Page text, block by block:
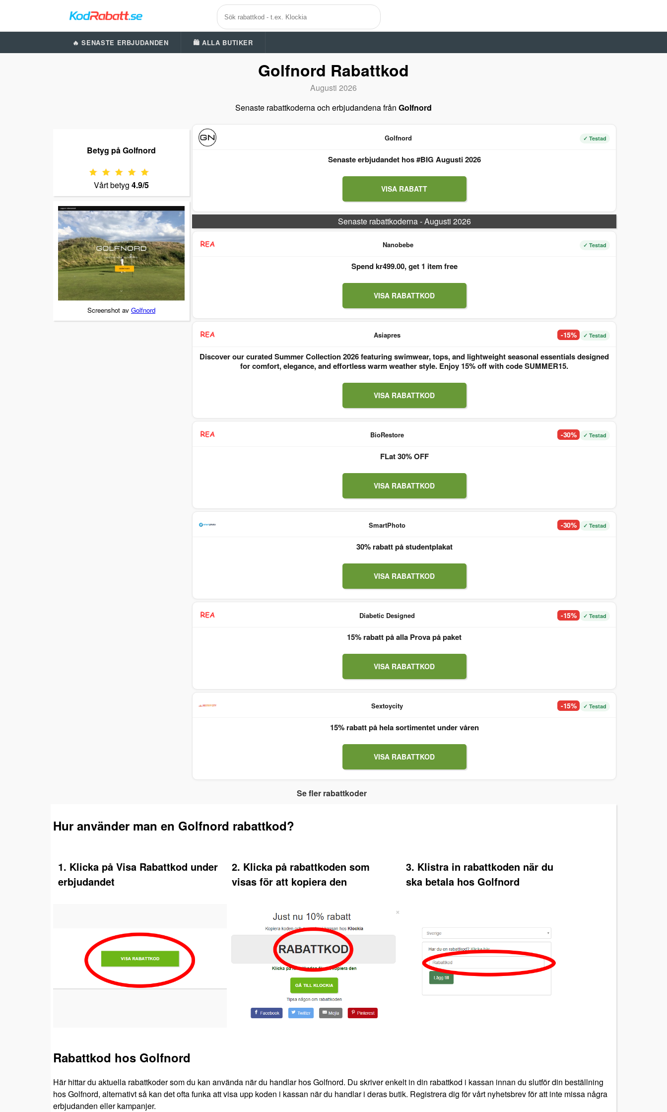
🔥 SENASTE ERBJUDANDEN 🛍️ ALLA BUTIKER
Golfnord Rabattkod
Augusti 2026
Senaste rabattkoderna och erbjudandena från Golfnord
Betyg på Golfnord
Vårt betyg 4.9/5
Screenshot av Golfnord
Golfnord ✓ Testad
Senaste erbjudandet hos #BIG Augusti 2026
VISA RABATT
Senaste rabattkoderna - Augusti 2026
Nanobebe ✓ Testad
Spend kr499.00, get 1 item free
VISA RABATTKOD
Asiapres -15% ✓ Testad
Discover our curated Summer Collection 2026 featuring swimwear, tops, and lightweight seasonal essentials designed
for comfort, elegance, and effortless warm weather style. Enjoy 15% off with code SUMMER15.
VISA RABATTKOD
BioRestore -30% ✓ Testad
FLat 30% OFF
VISA RABATTKOD
SmartPhoto -30% ✓ Testad
30% rabatt på studentplakat
VISA RABATTKOD
Diabetic Designed -15% ✓ Testad
15% rabatt på alla Prova på paket
VISA RABATTKOD
Sextoycity -15% ✓ Testad
15% rabatt på hela sortimentet under våren
VISA RABATTKOD
Se fler rabattkoder
Hur använder man en Golfnord rabattkod?
1. Klicka på Visa Rabattkod under
erbjudandet
2. Klicka på rabattkoden som
visas för att kopiera den
3. Klistra in rabattkoden när du
ska betala hos Golfnord
Rabattkod hos Golfnord
Här hittar du aktuella rabattkoder som du kan använda när du handlar hos Golfnord. Du skriver enkelt in din rabattkod i kassan innan du slutför din beställning
hos Golfnord, alternativt så kan det ofta funka att visa upp koden i kassan när du handlar i deras butik. Registrera dig för vårt nyhetsbrev för att inte missa några
erbjudanden eller kampanjer.